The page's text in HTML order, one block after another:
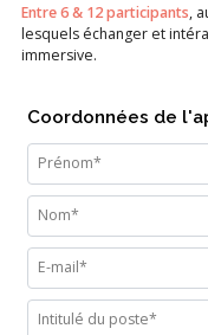
Entre 6 & 12 participants,
lesquels échanger et
immersive.
Coordonnées de